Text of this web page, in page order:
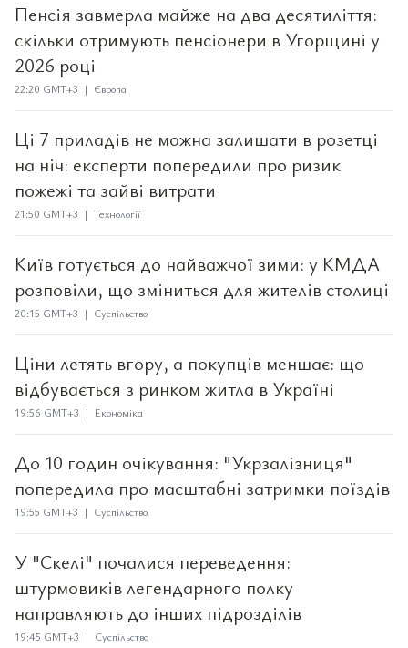
Пенсія завмерла майже на два десятиліття:
скільки отримують пенсіонери в Угорщині у
2026 році
22:20 GMT+3 | Європа
Ці 7 приладів не можна залишати в розетці
на ніч: експерти попередили про ризик
пожежі та зайві витрати
21:50 GMT+3 | Технології
Київ готується до найважчої зими: у КМДА
розповіли, що зміниться для жителів столиці
20:15 GMT+3 | Суспільство
Ціни летять вгору, а покупців меншає: що
відбувається з ринком житла в Україні
19:56 GMT+3 | Економіка
До 10 годин очікування: "Укрзалізниця"
попередила про масштабні затримки поїздів
19:55 GMT+3 | Суспільство
У "Скелі" почалися переведення:
штурмовиків легендарного полку
направляють до інших підрозділів
19:45 GMT+3 | Суспільство